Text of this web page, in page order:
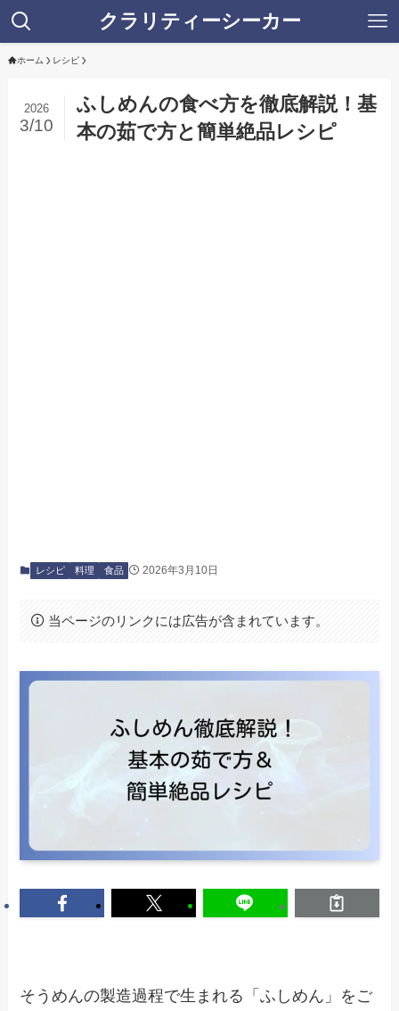
クラリティーシーカー
ホーム レシピ
ふしめんの食べ方を徹底解説！基
本の茹で方と簡単絶品レシピ
2026
3/10
レシピ 料理 食品 2026年3月10日
当ページのリンクには広告が含まれています。
そうめんの製造過程で生まれる「ふしめん」をご